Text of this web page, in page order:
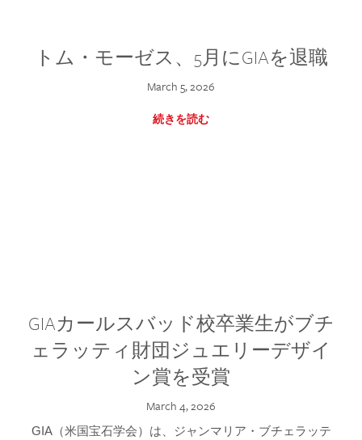
トム・モーゼス、5月にGIAを退職
March 5, 2026
続きを読む
GIAカールスバッド校卒業生がブチ
ェラッティ財団ジュエリーデザイ
ン賞を受賞
March 4, 2026
GIA（米国宝石学会）は、ジャンマリア・ブチェラッテ